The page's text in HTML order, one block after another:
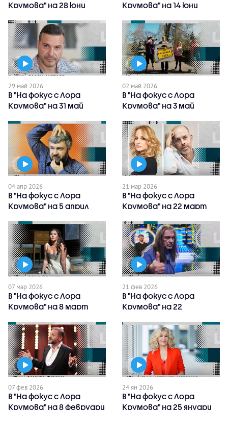
Крумова" на 28 юни
Крумова" на 14 юни
29 май 2026
В "На фокус с Лора
Крумова" на 31 май
02 май 2026
В "На фокус с Лора
Крумова" на 3 май
04 апр 2026
В "На фокус с Лора
Крумова" на 5 април
21 мар 2026
В "На фокус с Лора
Крумова" на 22 март
07 мар 2026
В "На фокус с Лора
Крумова" на 8 март
21 фев 2026
В "На фокус с Лора
Крумова" на 22
07 фев 2026
В "На фокус с Лора
Крумова" на 8 февруари
24 ян 2026
В "На фокус с Лора
Крумова" на 25 януари